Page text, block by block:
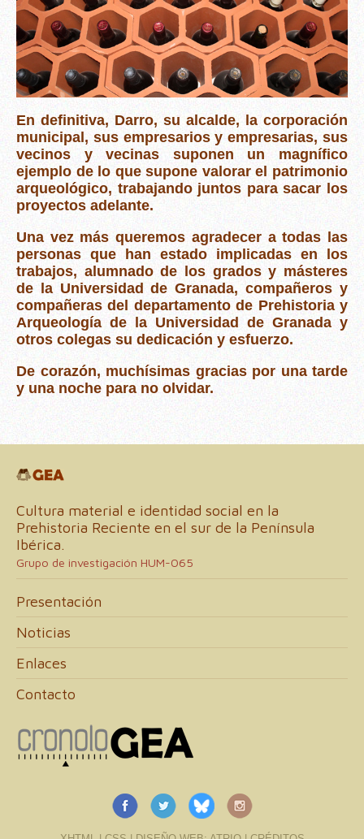
En definitiva, Darro, su alcalde, la corporación
municipal, sus empresarios y empresarias, sus
vecinos y vecinas suponen un magnífico
ejemplo de lo que supone valorar el patrimonio
arqueológico, trabajando juntos para sacar los
proyectos adelante.
Una vez más queremos agradecer a todas las
personas que han estado implicadas en los
trabajos, alumnado de los grados y másteres
de la Universidad de Granada, compañeros y
compañeras del departamento de Prehistoria y
Arqueología de la Universidad de Granada y
otros colegas su dedicación y esfuerzo.
De corazón, muchísimas gracias por una tarde
y una noche para no olvidar.
Cultura material e identidad social en la
Prehistoria Reciente en el sur de la Península
Ibérica.
Grupo de investigación HUM-065
Presentación
Noticias
Enlaces
Contacto